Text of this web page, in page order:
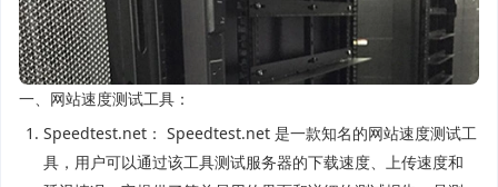
一、网站速度测试工具：
Speedtest.net： Speedtest.net 是一款知名的网站速度测试工
具，用户可以通过该工具测试服务器的下载速度、上传速度和